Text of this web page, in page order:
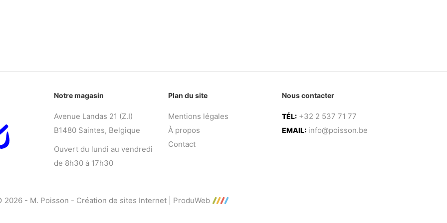
Notre magasin
Avenue Landas 21 (Z.I)
B1480 Saintes, Belgique
Ouvert du lundi au vendredi
de 8h30 à 17h30
Plan du site
Mentions légales
À propos
Contact
Nous contacter
TÉL: +32 2 537 71 77
EMAIL: info@poisson.be
2026 - M. Poisson - Création de sites Internet | ProduWeb